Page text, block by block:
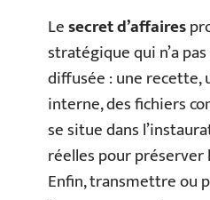
Lesecret d’affaires
stratégique qui n’a
diffusée : une recette,
interne, des fichiers
se situe dans
réelles pour
Enfin, transmettre ou